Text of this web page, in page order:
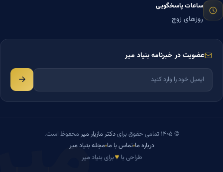
ساعات پاسخگویی
روزهای زوج
عضویت در خبرنامه بنیاد میر
© ۱۴۰۵ تمامی حقوق برای دکتر مازیار میر محفوظ است.
درباره ما تماس با ما مجله بنیاد میر
طراحی با ♥برای بنیاد میر